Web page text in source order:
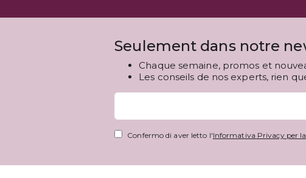
Seulement dans notre
Chaque semaine, promos et
Les conseils de nos experts, rien
Confermo di aver letto l'Informativa Privacy per